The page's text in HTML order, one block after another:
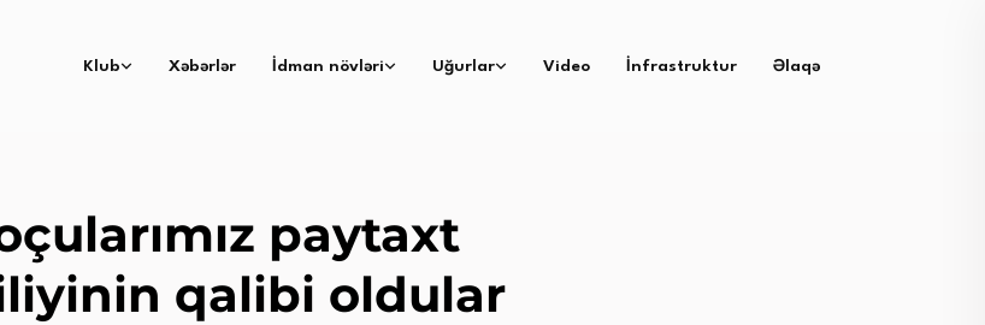
Klub Xəbərlər İdman növləri Uğurlar Video İnfrastruktur Əlaqə
paytaxt
qalibi oldular